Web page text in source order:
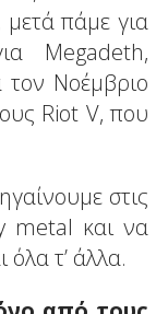
μετά πάμε για
Megadeth,
τον Νοέμβριο
Riot V, που
στις
metal και να
τ’ άλλα.